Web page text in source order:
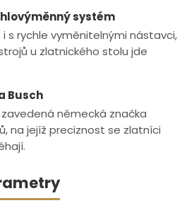
systém
s rychle vyměnitelnými nástavci,
u zlatnického stolu jde
Busch
německá značka
na jejíž preciznost se zlatníci